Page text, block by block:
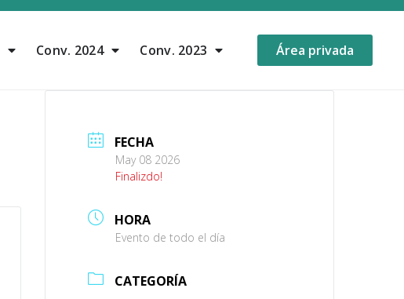
Conv. 2024 Conv. 2023 Área privada
FECHA
May 08 2026
Finalizdo!
HORA
Evento de todo el día
CATEGORÍA